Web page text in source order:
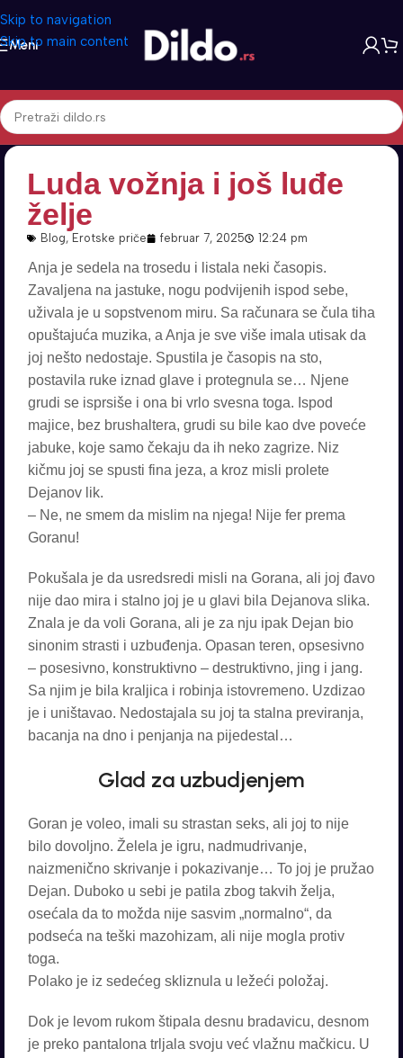
Skip to navigation
Skip to main content
Meni
Luda vožnja i još luđe
želje
Blog, Erotske priče februar 7, 2025 12:24 pm
Anja je sedela na trosedu i listala neki časopis.
Zavaljena na jastuke, nogu podvijenih ispod sebe,
uživala je u sopstvenom miru. Sa računara se čula tiha
opuštajuća muzika, a Anja je sve više imala utisak da
joj nešto nedostaje. Spustila je časopis na sto,
postavila ruke iznad glave i protegnula se… Njene
grudi se isprsiše i ona bi vrlo svesna toga. Ispod
majice, bez brushaltera, grudi su bile kao dve poveće
jabuke, koje samo čekaju da ih neko zagrize. Niz
kičmu joj se spusti fina jeza, a kroz misli prolete
Dejanov lik.
– Ne, ne smem da mislim na njega! Nije fer prema
Goranu!
Pokušala je da usredsredi misli na Gorana, ali joj đavo
nije dao mira i stalno joj je u glavi bila Dejanova slika.
Znala je da voli Gorana, ali je za nju ipak Dejan bio
sinonim strasti i uzbuđenja. Opasan teren, opsesivno
– posesivno, konstruktivno – destruktivno, jing i jang.
Sa njim je bila kraljica i robinja istovremeno. Uzdizao
je i uništavao. Nedostajala su joj ta stalna previranja,
bacanja na dno i penjanja na pijedestal…
Glad za uzbudjenjem
Goran je voleo, imali su strastan seks, ali joj to nije
bilo dovoljno. Želela je igru, nadmudrivanje,
naizmenično skrivanje i pokazivanje… To joj je pružao
Dejan. Duboko u sebi je patila zbog takvih želja,
osećala da to možda nije sasvim „normalno“, da
podseća na teški mazohizam, ali nije mogla protiv
toga.
Polako je iz sedećeg skliznula u ležeći položaj.
Dok je levom rukom štipala desnu bradavicu, desnom
je preko pantalona trljala svoju već vlažnu mačkicu. U